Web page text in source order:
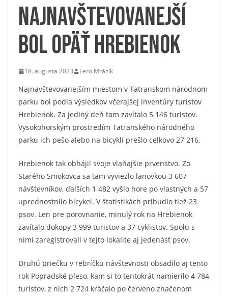
Najnavštevovanejší
bol opäť Hrebienok
18. augusta 2023 Fero Mrázik
Najnavštevovanejším miestom v Tatranskom národnom
parku bol podľa výsledkov včerajšej inventúry turistov
Hrebienok. Za jediný deň tam zavítalo 5 146 turistov.
Vysokohorským prostredím Tatranského národného
parku ich pešo alebo na bicykli prešlo celkovo 27 216.
Hrebienok tak obhájil svoje vlaňajšie prvenstvo. Zo
Starého Smokovca sa tam vyviezlo lanovkou 3 607
návštevníkov, ďalších 1 482 vyšlo hore po vlastných a 57
uprednostnilo bicykel. V štatistikách pribudlo tiež 23
psov. Len pre porovnanie, minulý rok na Hrebienok
zavítalo dokopy 3 999 turistov a 37 cyklistov. Spolu s
nimi zaregistrovali v tejto lokalite aj jedenásť psov.
Druhú priečku v rebríčku návštevnosti obsadilo aj tento
rok Popradské pleso, kam si to tentokrát namierilo 4 784
turistov, z nich 2 724 kráčalo po červeno značenom